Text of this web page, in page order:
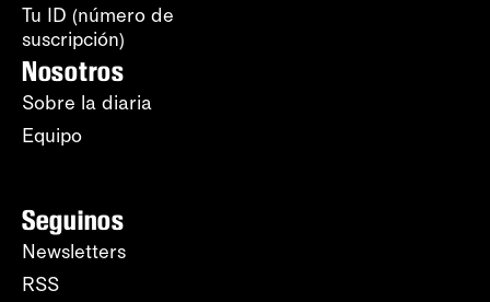
Tu ID (número de
suscripción)
Nosotros
Sobre la diaria
Equipo
Seguinos
Newsletters
RSS